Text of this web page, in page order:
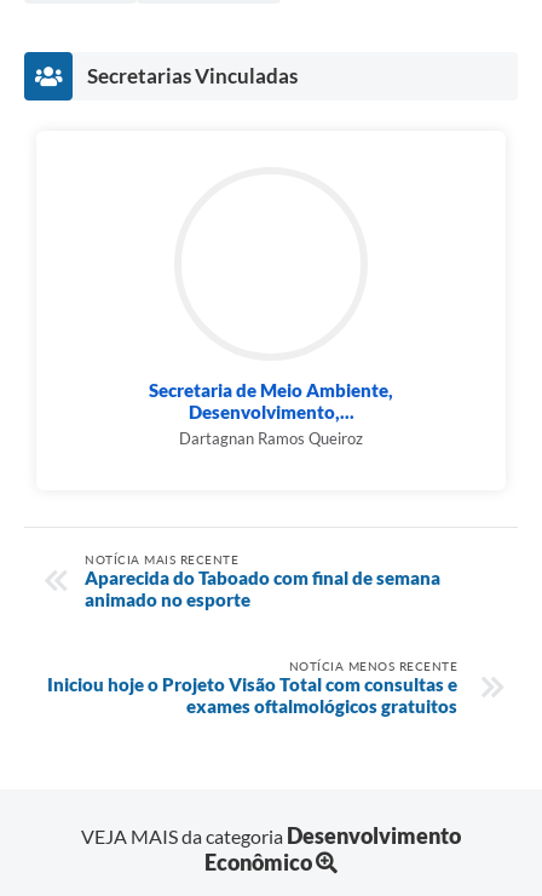
Secretarias Vinculadas
Secretaria de Meio Ambiente,
Desenvolvimento,...
Dartagnan Ramos Queiroz
NOTÍCIA MAIS RECENTE
Aparecida do Taboado com final de semana
animado no esporte
NOTÍCIA MENOS RECENTE
Iniciou hoje o Projeto Visão Total com consultas e
exames oftalmológicos gratuitos
VEJA MAIS da categoria Desenvolvimento
Econômico